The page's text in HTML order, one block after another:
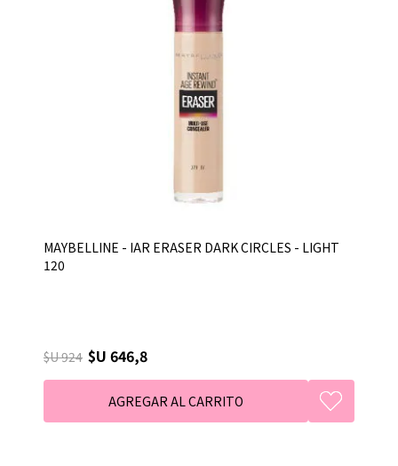
MAYBELLINE - IAR ERASER DARK CIRCLES - LIGHT
120
$U 924 $U 646,8